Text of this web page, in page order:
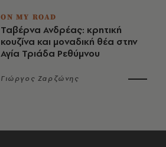
ON MY ROAD
Ταβέρνα Ανδρέας: κρητική
κουζίνα και μοναδική θέα στην
Αγία Τριάδα Ρεθύμνου
Γιώργος Ζαρζώνης